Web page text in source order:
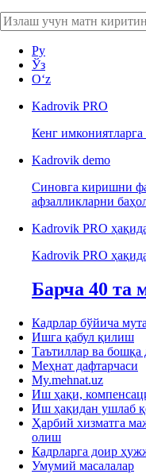
Ру
Ўз
Oʻz
Kadrovik PRO
Кенг
Kadrovik demo
Синовга киришни
афзалликларни
Kadrovik PRO
Kadrovik PRO
Барча 40 та
Кадрлар бўйича
Ишга қабул қилиш
Таътиллар ва
Меҳнат дафтарчаси
My.mehnat.uz
Иш ҳақи,
Иш ҳақидан ушлаб
Ҳарбий хизматга
олиш
Кадрларга доир
Умумий масалалар